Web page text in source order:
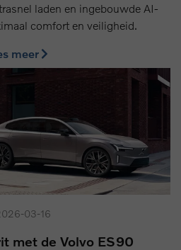
laden en ingebouwde AI-
comfort en veiligheid.
meer
03-16
met de Volvo ES90